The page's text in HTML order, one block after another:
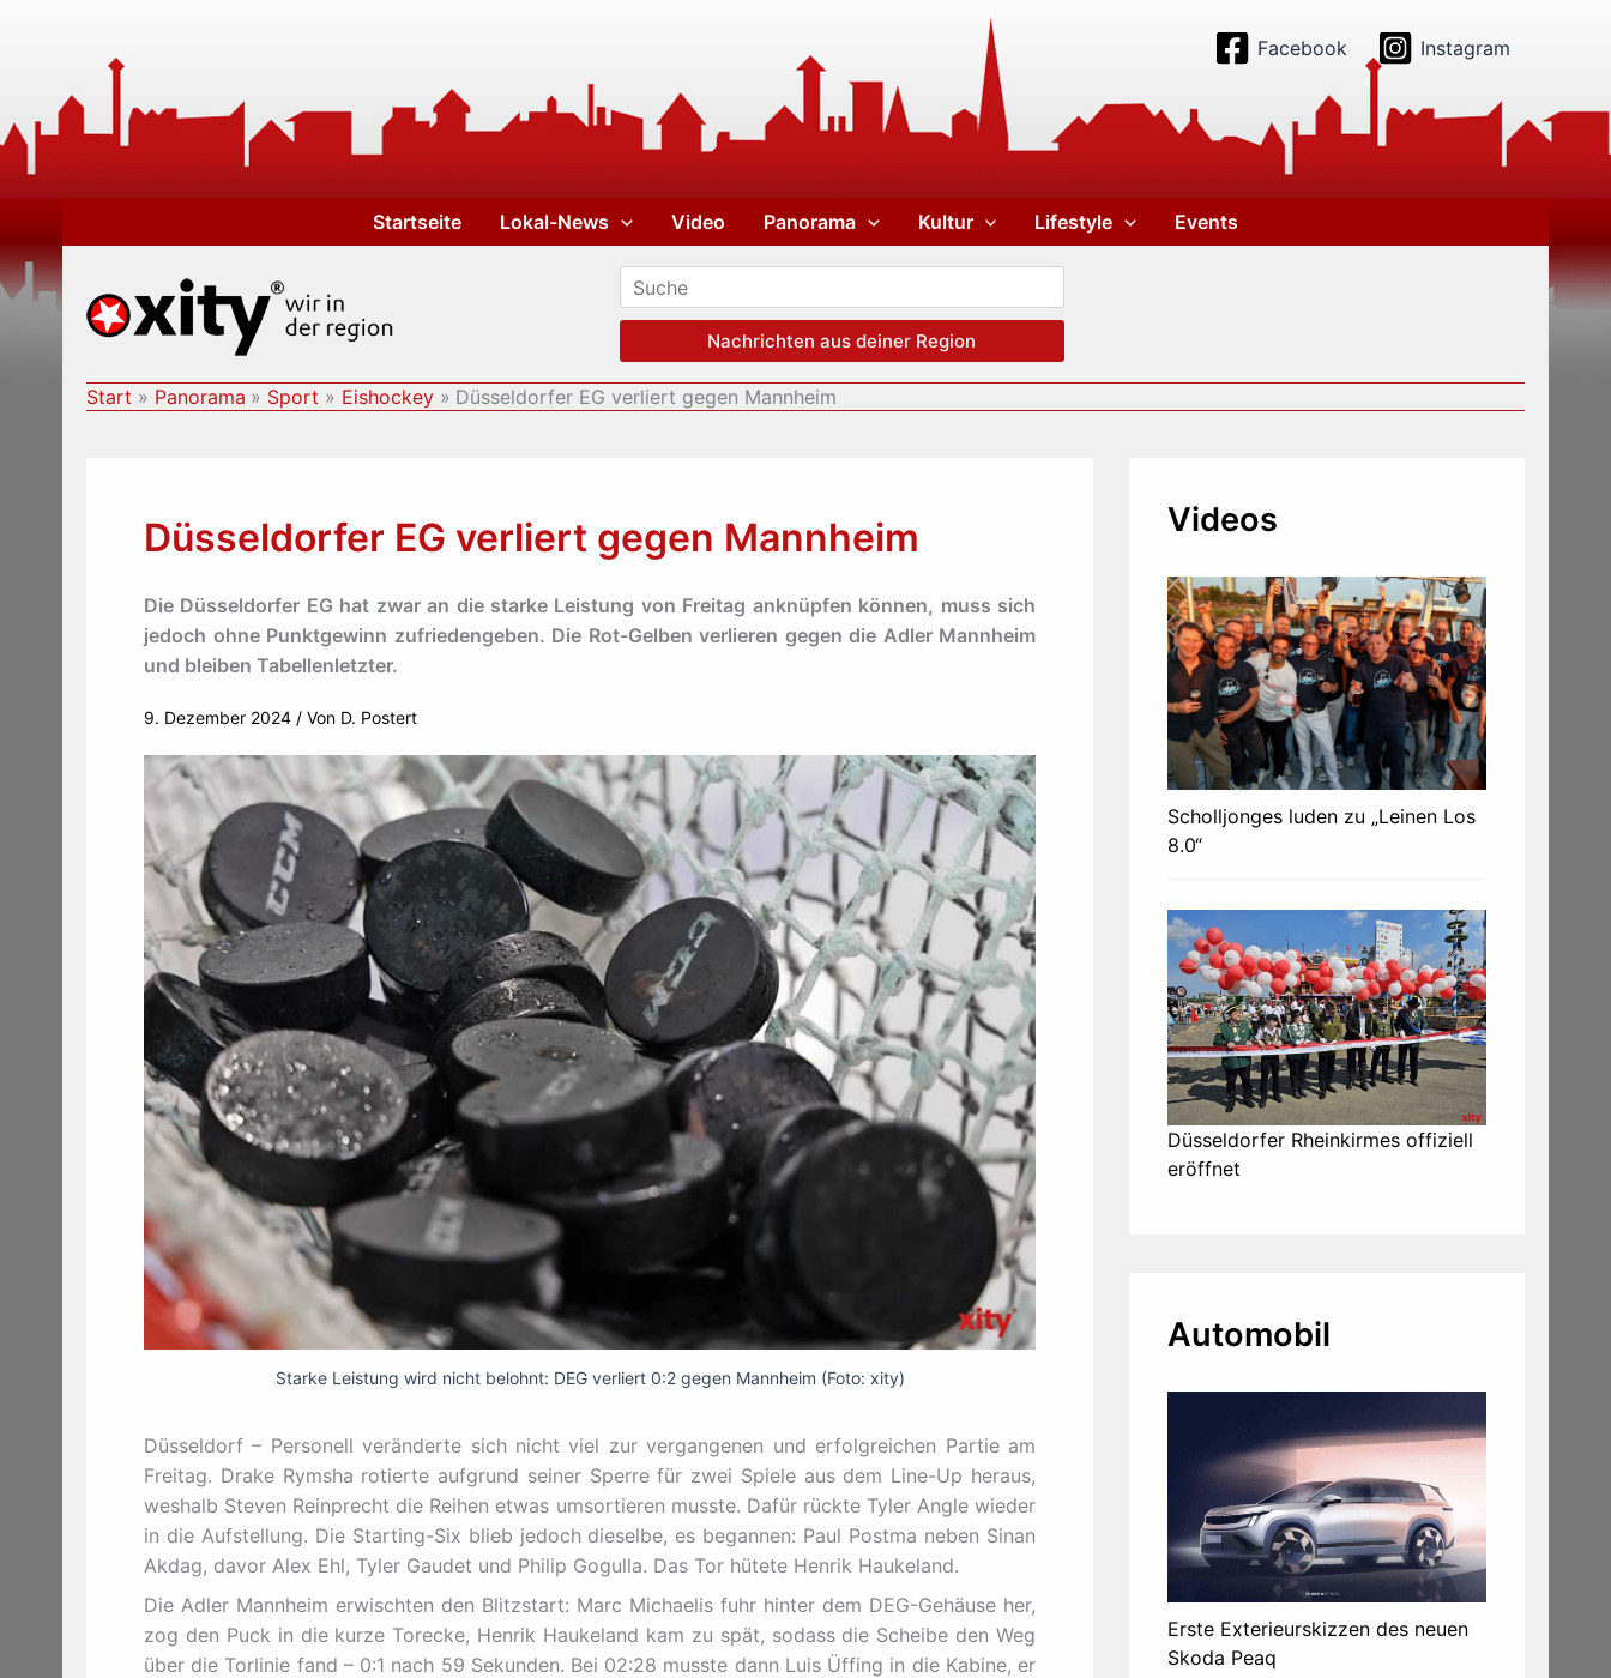
Facebook Instagram
Startseite Lokal-News Video Panorama Kultur Lifestyle Events
Nachrichten aus deiner Region
Start Panorama Sport Eishockey Düsseldorfer EG verliert gegen Mannheim
Düsseldorfer EG verliert gegen Mannheim
Die Düsseldorfer EG hat zwar an die starke Leistung von Freitag anknüpfen können, muss sich
jedoch ohne Punktgewinn zufriedengeben. Die Rot-Gelben verlieren gegen die Adler Mannheim
und bleiben Tabellenletzter.
9. Dezember 2024 / Von D. Postert
Starke Leistung wird nicht belohnt: DEG verliert 0:2 gegen Mannheim (Foto: xity)
Düsseldorf – Personell veränderte sich nicht viel zur vergangenen und erfolgreichen Partie am
Freitag. Drake Rymsha rotierte aufgrund seiner Sperre für zwei Spiele aus dem Line-Up heraus,
weshalb Steven Reinprecht die Reihen etwas umsortieren musste. Dafür rückte Tyler Angle wieder
in die Aufstellung. Die Starting-Six blieb jedoch dieselbe, es begannen: Paul Postma neben Sinan
Akdag, davor Alex Ehl, Tyler Gaudet und Philip Gogulla. Das Tor hütete Henrik Haukeland.
Die Adler Mannheim erwischten den Blitzstart: Marc Michaelis fuhr hinter dem DEG-Gehäuse her,
zog den Puck in die kurze Torecke, Henrik Haukeland kam zu spät, sodass die Scheibe den Weg
über die Torlinie fand – 0:1 nach 59 Sekunden. Bei 02:28 musste dann Luis Üffing in die Kabine, er
Videos
Scholljonges luden zu „Leinen Los
8.0“
Düsseldorfer Rheinkirmes offiziell
eröffnet
Automobil
Erste Exterieurskizzen des neuen
Skoda Peaq